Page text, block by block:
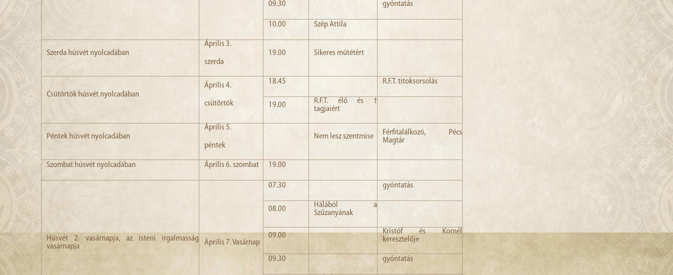
09.30 gyóntatás
10.00 Szép Attila
Szerda húsvét nyolcadában
Április 3.
szerda
19.00 Sikeres műtétért
Csütörtök húsvét nyolcadában
Április 4.
csütörtök
18.45 R.F.T. titoksorsolás
19.00
R.F.T. élő és †
tagjaiért
Péntek húsvét nyolcadában
Április 5.
péntek
Nem lesz szentmise
Férfitalálkozó, Pécs
Magtár
Szombat húsvét nyolcadában Április 6. szombat 19.00
Húsvét 2. vasárnapja, az isteni irgalmasság
vasárnapja
Április 7. Vasárnap
07.30 gyóntatás
08.00
Hálából a
Szűzanyának
09.00
Kristóf és Kornél
keresztelője
09.30 gyóntatás